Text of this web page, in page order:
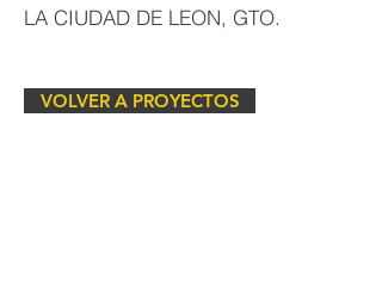
LA CIUDAD DE LEON, GTO.
VOLVER A PROYECTOS